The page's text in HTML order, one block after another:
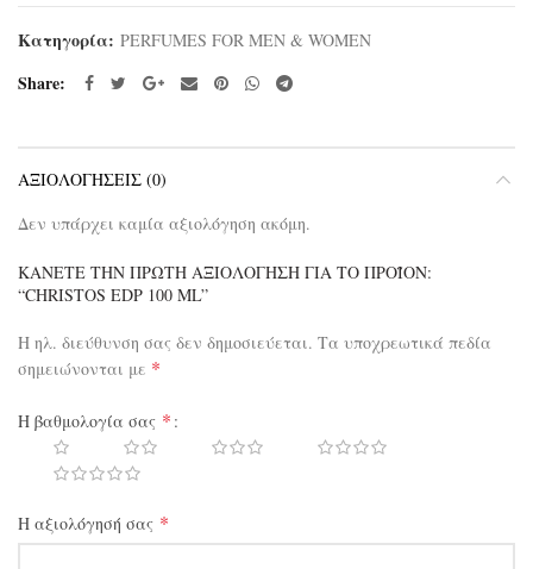
Κατηγορία: PERFUMES FOR MEN & WOMEN
Share
ΑΞΙΟΛΟΓΉΣΕΙΣ (0)
Δεν υπάρχει καμία αξιολόγηση ακόμη.
ΚΆΝΕΤΕ ΤΗΝ ΠΡΏΤΗ ΑΞΙΟΛΌΓΗΣΗ ΓΙΑ ΤΟ ΠΡΟΪΌΝ:
“CHRISTOS EDP 100 ML”
Η ηλ. διεύθυνση σας δεν δημοσιεύεται. Τα υποχρεωτικά πεδία
σημειώνονται με *
Η βαθμολογία σας *
Η αξιολόγησή σας *